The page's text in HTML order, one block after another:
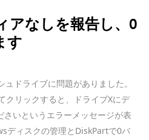
アなしを報告し、0
す
ュドライブに問題がありました。
クリックすると、ドライブXにデ
さいというエラーメッセージが表
ディスクの管理とDiskPartで0バ